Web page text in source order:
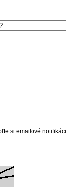
si emailové